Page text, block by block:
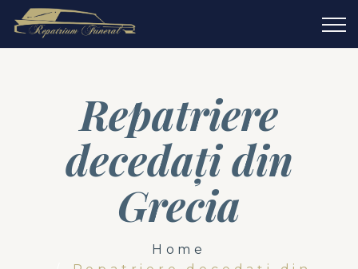
Repatriere
decedați din
Grecia
Home